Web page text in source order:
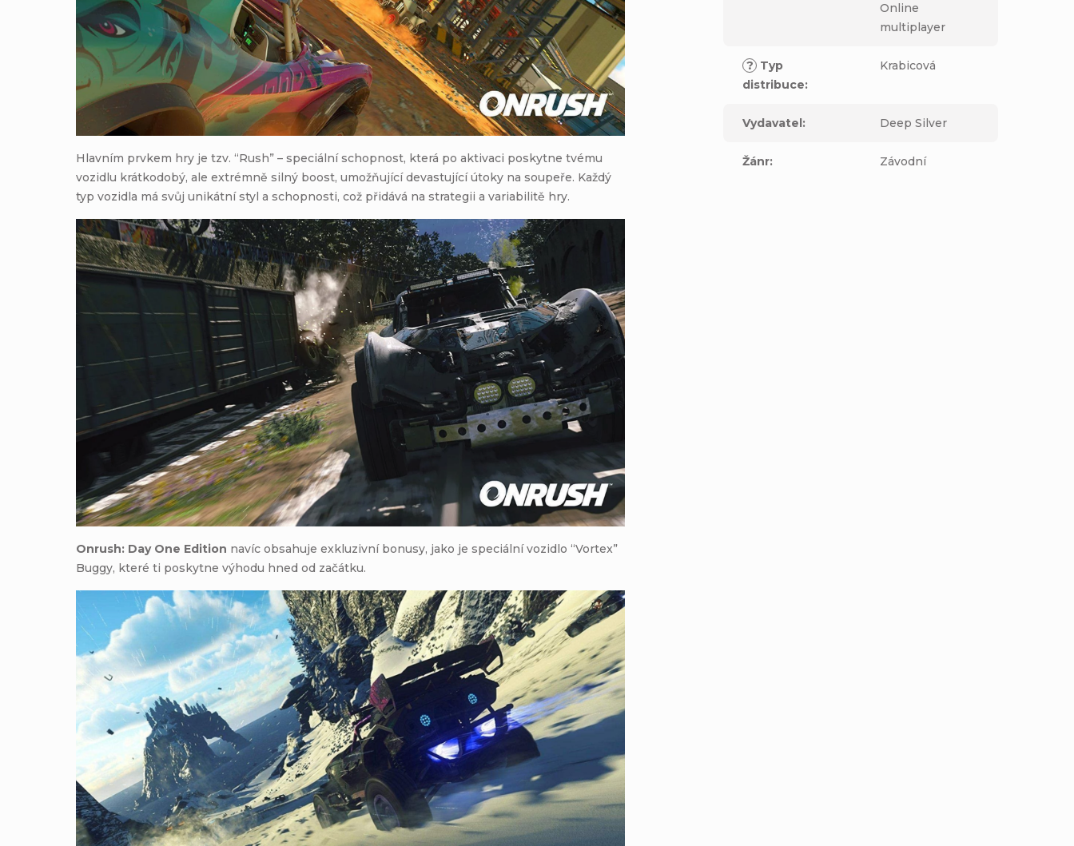
Hlavním prvkem hry je tzv. “Rush” – speciální schopnost, která po aktivaci poskytne tvému
vozidlu krátkodobý, ale extrémně silný boost, umožňující devastující útoky na soupeře. Každý
typ vozidla má svůj unikátní styl a schopnosti, což přidává na strategii a variabilitě hry.
Onrush: Day One Edition navíc obsahuje exkluzivní bonusy, jako je speciální vozidlo “Vortex”
Buggy, které ti poskytne výhodu hned od začátku.
Online
multiplayer
? Typ
distribuce:
Krabicová
Vydavatel : Deep Silver
Žánr: Závodní